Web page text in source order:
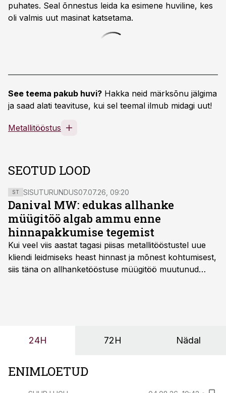
puhates. Seal õnnestus leida ka esimene huviline, kes
oli valmis uut masinat katsetama.
See teema pakub huvi? Hakka neid märksõnu jälgima
ja saad alati teavituse, kui sel teemal ilmub midagi uut!
Metallitööstus
SEOTUD LOOD
ST SISUTURUNDUS07.07.26, 09:20
Danival MW: edukas allhanke
müügitöö algab ammu enne
hinnapakkumise tegemist
Kui veel viis aastat tagasi piisas metallitööstustel uue
kliendi leidmiseks heast hinnast ja mõnest kohtumisest,
siis täna on allhanketööstuse müügitöö muutunud
24H 72H Nädal
ENIMLOETUD